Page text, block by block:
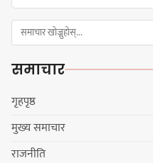
समाचार
गृहपृष्ठ
मुख्य समाचार
राजनीति